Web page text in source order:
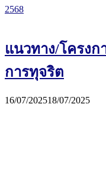
2568
แนวทาง/โครงก
การทุจริต
16/07/202518/07/2025